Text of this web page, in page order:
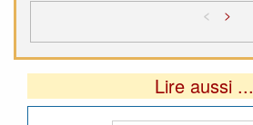
< >
Lire aussi ...